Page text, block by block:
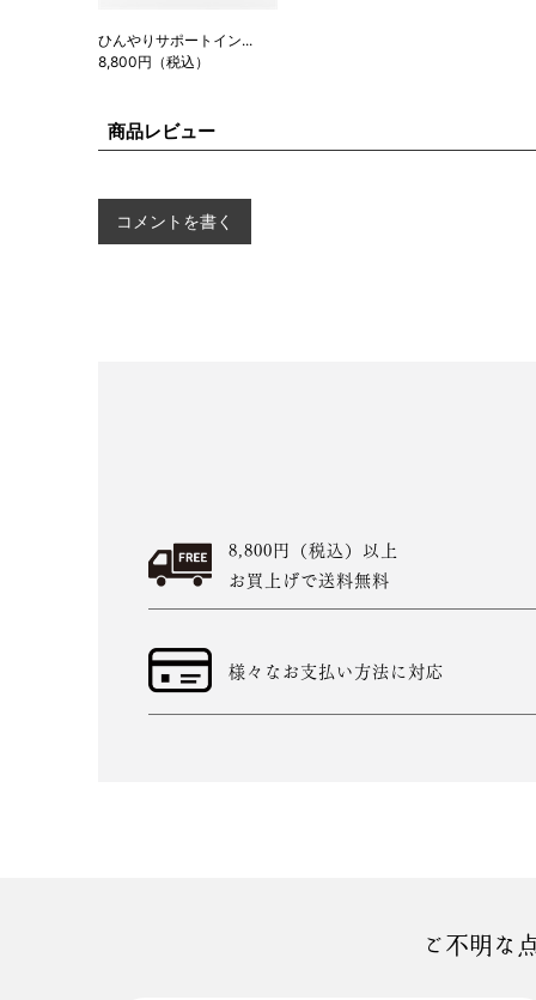
ひんやりサポートイン...
8,800円（税込）
商品レビュー
コメントを書く
8,800円（税込）以上
お買上げで送料無料
様々なお支払い方法に対応
ご不明な